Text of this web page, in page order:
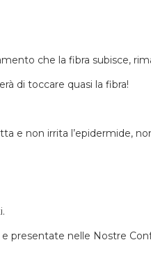
che la fibra subisce,
di toccare quasi la fibra!
e non irrita l’epidermide,
presentate nelle Nostre